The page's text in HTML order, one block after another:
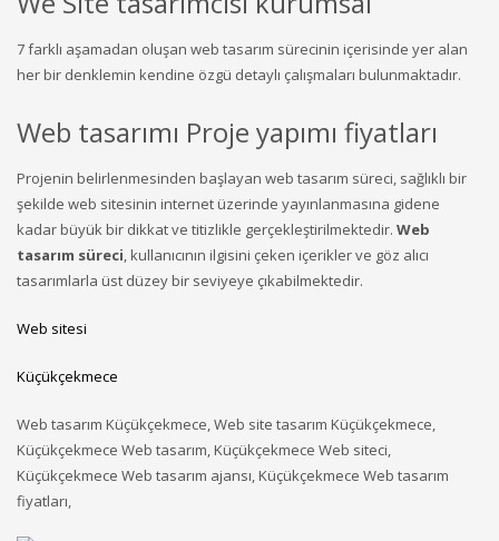
7 farklı aşamadan oluşan web tasarım sürecinin içerisinde yer alan
her bir denklemin kendine özgü detaylı çalışmaları bulunmaktadır.
Web tasarımı Proje yapımı fiyatları
Projenin belirlenmesinden başlayan web tasarım süreci, sağlıklı bir
şekilde web sitesinin internet üzerinde yayınlanmasına gidene
kadar büyük bir dikkat ve titizlikle gerçekleştirilmektedir. Web
tasarım süreci, kullanıcının ilgisini çeken içerikler ve göz alıcı
tasarımlarla üst düzey bir seviyeye çıkabilmektedir.
Web sitesi
Küçükçekmece
Web tasarım Küçükçekmece, Web site tasarım Küçükçekmece,
Küçükçekmece Web tasarım, Küçükçekmece Web siteci,
Küçükçekmece Web tasarım ajansı, Küçükçekmece Web tasarım
fiyatları,